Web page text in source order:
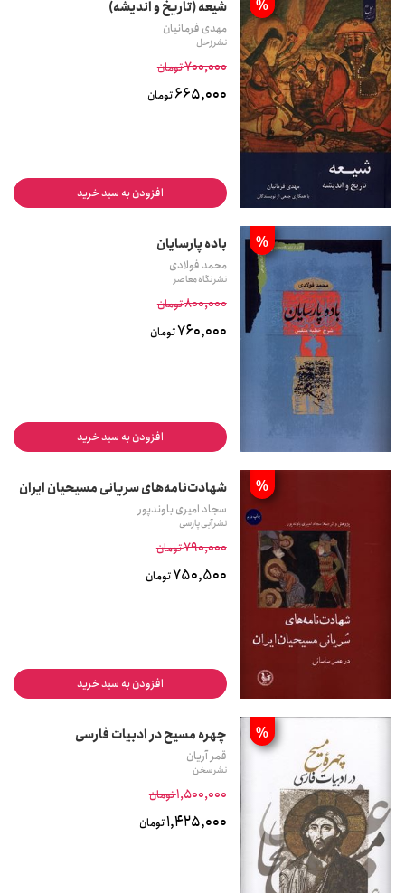
% شیعه (تاریخ و اندیشه)
مهدی فرمانیان
نشر زحل
700,000تومان
665,000تومان
افزودن به سبد خرید
% باده پارسایان
محمد فولادی
نشر نگاه معاصر
800,000تومان
760,000تومان
افزودن به سبد خرید
% شهادت‌نامه‌های سریانی مسیحیان ایران
سجاد امیری باوندپور
نشر آبی پارسی
790,000تومان
750,500تومان
افزودن به سبد خرید
% چهره مسیح در ادبیات فارسی
ق‍م‍ر آری‍ان‌
نشر سخن
1,500,000تومان
1,425,000تومان